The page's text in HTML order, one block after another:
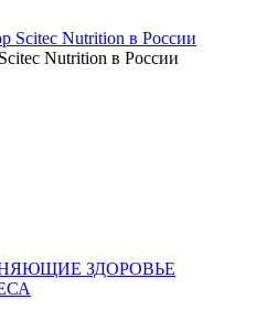
Nutrition в России
ЗДОРОВЬЕ